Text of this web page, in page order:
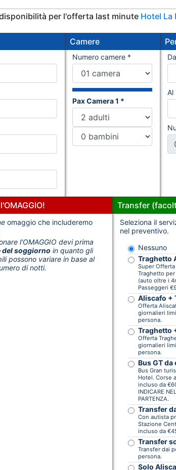
per l'offerta last minute Hotel La
Camere
Numero camere *
Pax Camera 1 *
Al
omaggio che includeremo
l'OMAGGIO devi prima
del soggiorno in quanto gli
possono variare in base al
di notti.
Transfer
Seleziona il
nel preventivo.
Nessuno
Traghetto
Super
Traghetto
(auto oltre i
Passeggeri
Aliscafo +
Offerta
giornalieri
persona.
Traghetto
Offerta
giornalieri
persona.
Bus GT
Bus Gran
Hotel. Corse
incluso da
INDICARE
PARTENZA.
Transfer
Con autista
Stazione
incluso da
Transfer
Transfer dai
persona.
Solo